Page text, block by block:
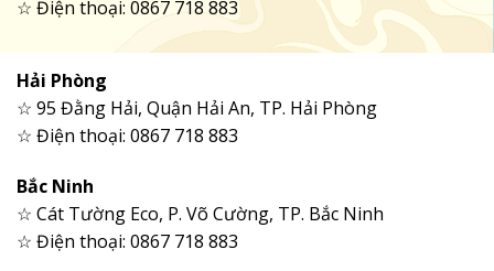
☆ Điện thoại: 0867 718 883
Hải Phòng
☆ 95 Đằng Hải, Quận Hải An, TP. Hải Phòng
☆ Điện thoại: 0867 718 883
Bắc Ninh
☆ Cát Tường Eco, P. Võ Cường, TP. Bắc Ninh
☆ Điện thoại: 0867 718 883